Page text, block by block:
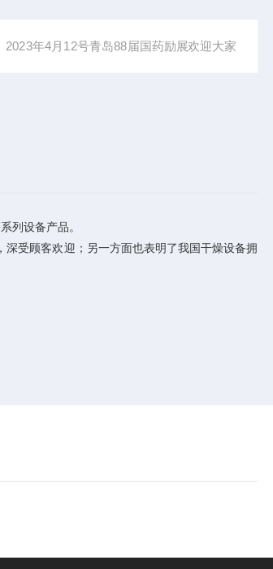
2023年4月12号青岛88届国药励展欢迎大家
列设备产品。
受顾客欢迎；另一方面也表明了我国干燥设备拥